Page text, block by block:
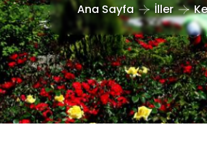
Ana Sayfa İller